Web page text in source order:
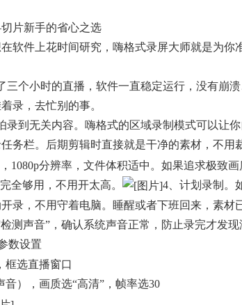
片新手的省心之选
软件上花时间研究，嗨格式录屏大师就是为你
三个小时的直播，软件一直稳定运行，没有崩
录，去忙别的事。
录到无关内容。嗨格式的区域录制模式可以让
务栏。后期剪辑时直接就是干净的素材，不用
1080p分辨率，文件体积适中。如果追求极致
全够用，不用开太高。
4、计划录制。
录，不用守着电脑。睡醒或者下班回来，素材
测声音”，确认系统声音正常，防止录完才发
数设置
框选直播窗口
音），画质选“高清”，帧率选30